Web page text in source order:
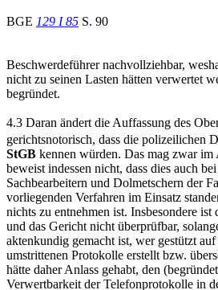
BGE 129 I 85 S. 90
Beschwerdeführer nachvollziehbar,
nicht zu seinen Lasten hätten verwertet
begründet.
4.3 Daran ändert die Auffassung des
gerichtsnotorisch, dass die polizeilichen
StGB kennen würden. Das mag zwar
beweist indessen nicht, dass dies auch
Sachbearbeitern und Dolmetschern der
vorliegenden Verfahren im Einsatz
nichts zu entnehmen ist. Insbesondere
und das Gericht nicht überprüfbar,
aktenkundig gemacht ist, wer gestützt
umstrittenen Protokolle erstellt bzw.
hätte daher Anlass gehabt, den
Verwertbarkeit der Telefonprotokolle in